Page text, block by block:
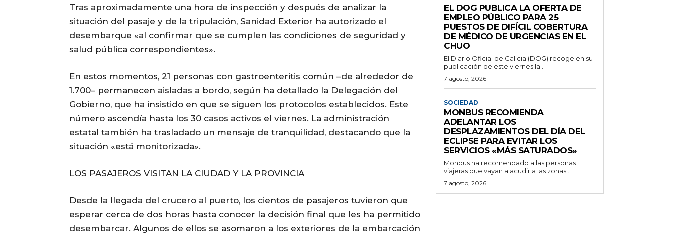
Tras aproximadamente una hora de inspección y después de analizar la
situación del pasaje y de la tripulación, Sanidad Exterior ha autorizado el
desembarque «al confirmar que se cumplen las condiciones de seguridad y
salud pública correspondientes».
En estos momentos, 21 personas con gastroenteritis común –de alrededor de
1.700– permanecen aisladas a bordo, según ha detallado la Delegación del
Gobierno, que ha insistido en que se siguen los protocolos establecidos. Este
número ascendía hasta los 30 casos activos el viernes. La administración
estatal también ha trasladado un mensaje de tranquilidad, destacando que la
situación «está monitorizada».
LOS PASAJEROS VISITAN LA CIUDAD Y LA PROVINCIA
Desde la llegada del crucero al puerto, los cientos de pasajeros tuvieron que
esperar cerca de dos horas hasta conocer la decisión final que les ha permitido
desembarcar. Algunos de ellos se asomaron a los exteriores de la embarcación
EL DOG PUBLICA LA OFERTA DE
EMPLEO PÚBLICO PARA 25
PUESTOS DE DIFÍCIL COBERTURA
DE MÉDICO DE URGENCIAS EN EL
CHUO
El Diario Oficial de Galicia (DOG) recoge en su
publicación de este viernes la...
7 agosto, 2026
SOCIEDAD
MONBUS RECOMIENDA
ADELANTAR LOS
DESPLAZAMIENTOS DEL DÍA DEL
ECLIPSE PARA EVITAR LOS
SERVICIOS «MÁS SATURADOS»
Monbus ha recomendado a las personas
viajeras que vayan a acudir a las zonas...
7 agosto, 2026